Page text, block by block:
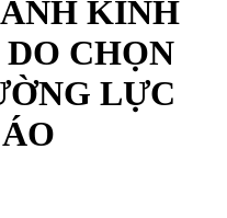
KÍNH
CHỌN
LỰC